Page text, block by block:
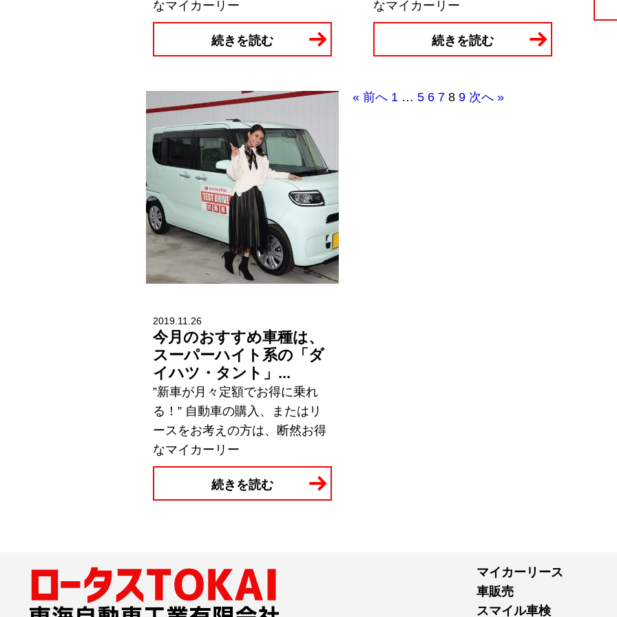
なマイカーリー
続きを読む
なマイカーリー
続きを読む
2019.11.26
今月のおすすめ車種は、
スーパーハイト系の「ダ
イハツ・タント」...
”新車が月々定額でお得に乗れ
る！” 自動車の購入、またはリ
ースをお考えの方は、断然お得
なマイカーリー
続きを読む
« 前へ 1 … 5 6 7 8 9 次へ »
マイカーリース
車販売
スマイル車検